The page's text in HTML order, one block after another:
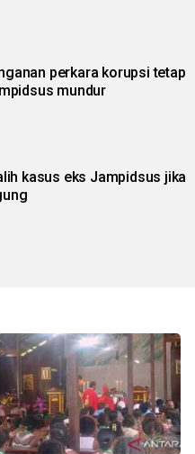
perkara korupsi tetap
mundur
kasus eks Jampidsus jika